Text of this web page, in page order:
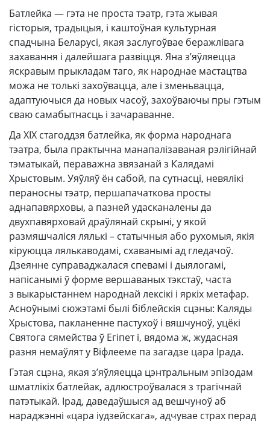
Батлейка — гэта не проста тэатр, гэта жывая
гісторыя, традыцыя, і каштоўная культурная
спадчына Беларусі, якая заслугоўвае беражлівага
захавання і далейшага развіцця. Яна з’яўляецца
яскравым прыкладам таго, як народнае мастацтва
можа не толькі захоўвацца, але і зменьвацца,
адаптуючыся да новых часоў, захоўваючы пры гэтым
сваю самабытнасць і зачараванне.
Да XIX стагоддзя батлейка, як форма народнага
тэатра, была практычна манапалізаваная рэлігійнай
тэматыкай, пераважна звязанай з Калядамі
Хрыстовым. Уяўляў ён сабой, па сутнасці, невялікі
пераносны тэатр, першапачаткова просты
аднапавярховы, а пазней удасканалены да
двухпавярховай драўлянай скрыні, у якой
размяшчаліся лялькі – статычныя або рухомыя, якія
кіруюцца лялькаводамі, схаванымі ад гледачоў.
Дзеянне суправаджалася спевамі і дыялогамі,
напісанымі ў форме вершаваных тэкстаў, часта
з выкарыстаннем народнай лексікі і яркіх метафар.
Асноўнымі сюжэтамі былі біблейскія сцэны: Каляды
Хрыстова, пакланенне пастухоў і вяшчуноў, уцёкі
Святога сямейства ў Егіпет і, вядома ж, жудасная
разня немаўлят у Віфлееме па загадзе цара Ірада.
Гэтая сцэна, якая з’яўляецца цэнтральным эпізодам
шматлікіх батлейак, адлюстроўвалася з трагічнай
патэтыкай. Ірад, даведаўшыся ад вешчуноў аб
нараджэнні «цара іудзейскага», адчувае страх перад